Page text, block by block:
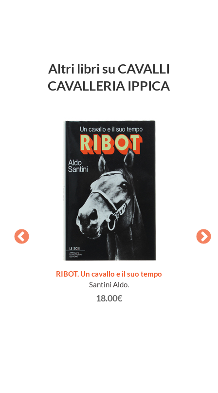
Altri libri su CAVALLI
CAVALLERIA IPPICA
RIBOT. Un cavallo e il suo tempo
Santini Aldo.
18.00€